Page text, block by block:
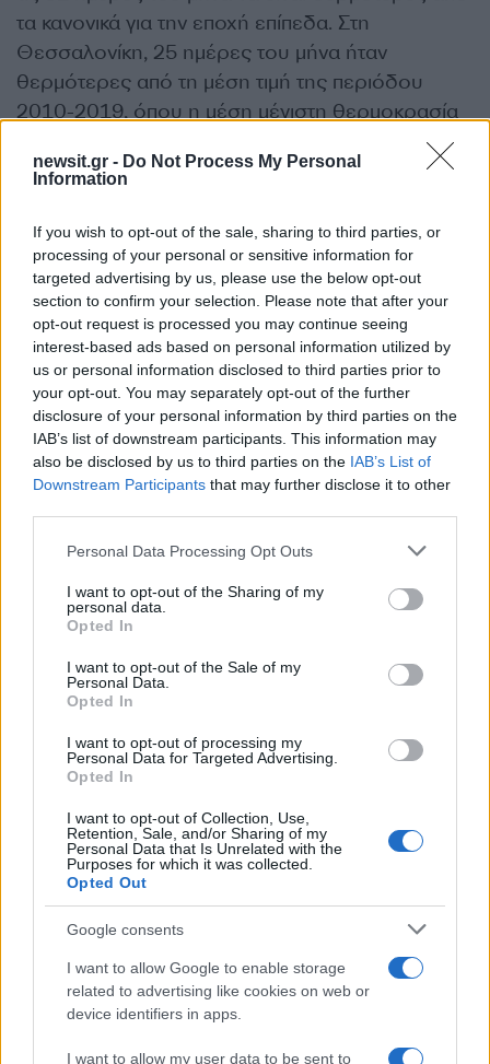
newsit.gr - Do Not Process My Personal
Information
If you wish to opt-out of the sale, sharing to third parties, or
processing of your personal or sensitive information for
targeted advertising by us, please use the below opt-out
section to confirm your selection. Please note that after your
opt-out request is processed you may continue seeing
interest-based ads based on personal information utilized by
us or personal information disclosed to third parties prior to
your opt-out. You may separately opt-out of the further
disclosure of your personal information by third parties on the
IAB’s list of downstream participants. This information may
also be disclosed by us to third parties on the IAB’s List of
Downstream Participants that may further disclose it to other
Please note that this website/app uses one or more Google
not limited to your visit or usage behaviour. You may click to
grant or deny consent to Google and its third-party tags to
use your data for below specified purposes in below Google
consent section.
Personal Data Processing Opt Outs
I want to opt-out of the Sharing of my
personal data.
Opted In
I want to opt-out of the Sale of my
Personal Data.
Opted In
I want to opt-out of processing my
Personal Data for Targeted Advertising.
Opted In
I want to opt-out of Collection, Use,
Retention, Sale, and/or Sharing of my
Personal Data that Is Unrelated with the
Purposes for which it was collected.
Opted Out
Google consents
I want to allow Google to enable storage
related to advertising like cookies on web or
device identifiers in apps.
I want to allow my user data to be sent to
τα κανονικά για την εποχή επίπεδα. Στη
Θεσσαλονίκη, 25 ημέρες του μήνα ήταν
θερμότερες από τη μέση τιμή της περιόδου
2010-2019, όπου η μέση μέγιστη θερμοκρασία
κανονικά επίπεδα. Στην Σπάρτη τις 29 από τις 31
αποκλίσεις με μέση μέγιστη θερμοκρασία στους
28.1°C.
Σημαντικό να σημειωθεί πως στην Πελοπόννησο
ο Οκτώβριος του 2024 αποτελεί τον 13ο
συνεχόμενο μήνα (από τον Οκτώβριο 2023) με
θετικές αποκλίσεις θερμοκρασίας ενώ για την
Κρήτη είναι ο 16ος συνεχόμενος μήνας (από τον
Ιούλιο 2023).
Αν τα χάσατε